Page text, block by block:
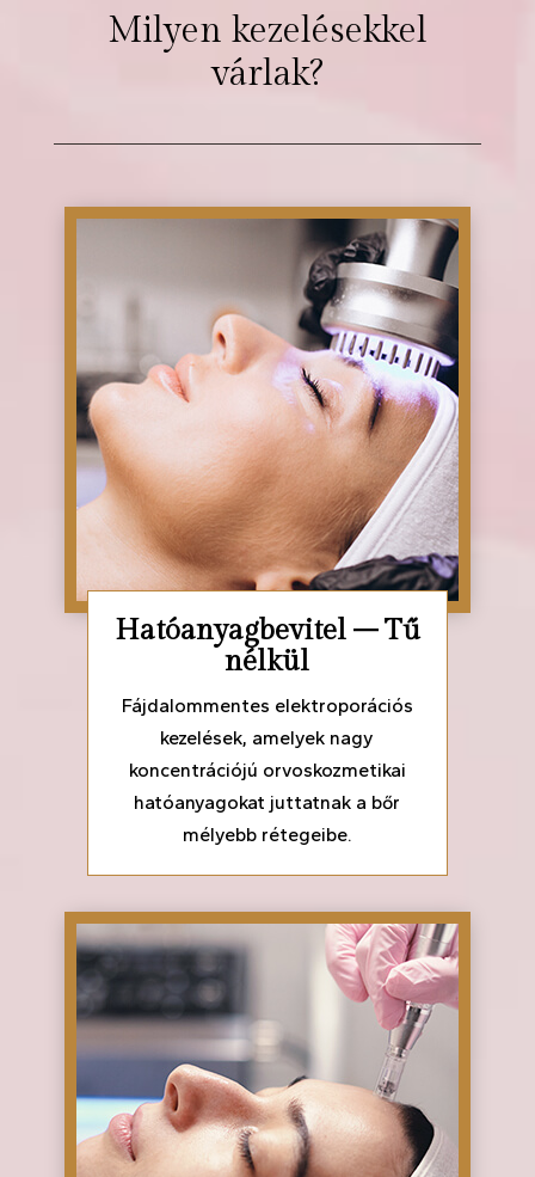
Milyen kezelésekkel
várlak?
Hatóanyagbevitel – Tű
nélkül
Fájdalommentes elektroporációs
kezelések, amelyek nagy
koncentrációjú orvoskozmetikai
hatóanyagokat juttatnak a bőr
mélyebb rétegeibe.